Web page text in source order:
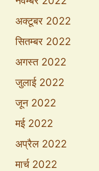
अक्टूबर 2022
सितम्बर 2022
अगस्त 2022
जुलाई 2022
जून 2022
मई 2022
अप्रैल 2022
मार्च 2022